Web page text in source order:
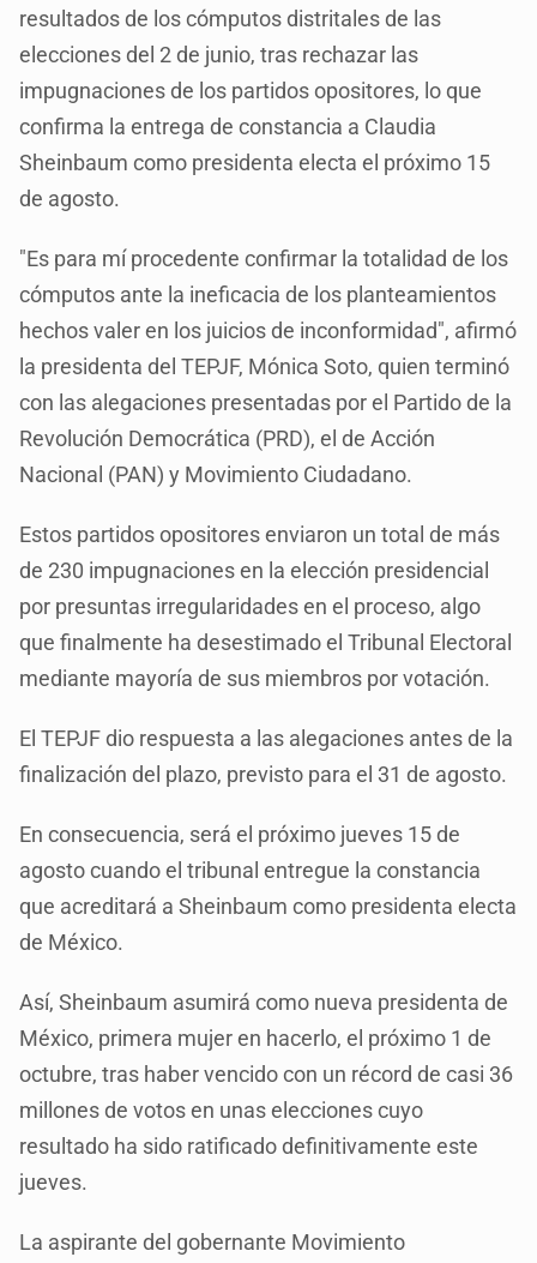
resultados de los cómputos distritales de las
elecciones del 2 de junio, tras rechazar las
impugnaciones de los partidos opositores, lo que
confirma la entrega de constancia a Claudia
Sheinbaum como presidenta electa el próximo 15
de agosto.
"Es para mí procedente confirmar la totalidad de los
cómputos ante la ineficacia de los planteamientos
hechos valer en los juicios de inconformidad", afirmó
la presidenta del TEPJF, Mónica Soto, quien terminó
con las alegaciones presentadas por el Partido de la
Revolución Democrática (PRD), el de Acción
Nacional (PAN) y Movimiento Ciudadano.
Estos partidos opositores enviaron un total de más
de 230 impugnaciones en la elección presidencial
por presuntas irregularidades en el proceso, algo
que finalmente ha desestimado el Tribunal Electoral
mediante mayoría de sus miembros por votación.
El TEPJF dio respuesta a las alegaciones antes de la
finalización del plazo, previsto para el 31 de agosto.
En consecuencia, será el próximo jueves 15 de
agosto cuando el tribunal entregue la constancia
que acreditará a Sheinbaum como presidenta electa
de México.
Así, Sheinbaum asumirá como nueva presidenta de
México, primera mujer en hacerlo, el próximo 1 de
octubre, tras haber vencido con un récord de casi 36
millones de votos en unas elecciones cuyo
resultado ha sido ratificado definitivamente este
jueves.
La aspirante del gobernante Movimiento